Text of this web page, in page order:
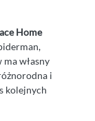
Home
własny
i
kolejnych